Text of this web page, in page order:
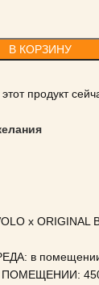
В КОРЗИНУ
продукт
x ORIGINAL
в помещении /